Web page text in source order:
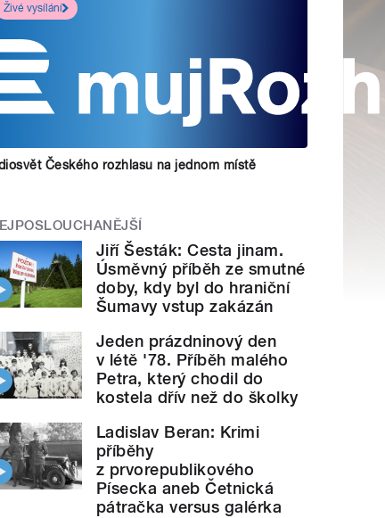
Živé vysílání
Českého rozhlasu na jednom místě
Jiří Šesták: Cesta jinam.
Úsměvný příběh ze smutné
doby, kdy byl do hraniční
Šumavy vstup zakázán
Jeden prázdninový den
v létě '78. Příběh malého
Petra, který chodil do
kostela dřív než do školky
Ladislav Beran: Krimi
příběhy
z prvorepublikového
Písecka aneb Četnická
pátračka versus galérka